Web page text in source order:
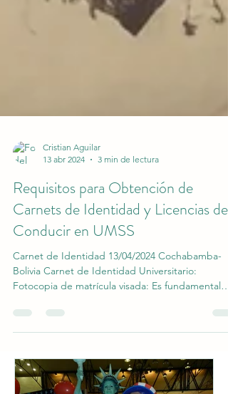
13 abr 2024
3 min de lectura
Requisitos para Obtención de
Carnets de Identidad y Licencias de
Conducir en UMSS
Carnet de Identidad 13/04/2024 Cochabamba-
Fotocopia de matrícula visada: Es fundamental
Registros e Inscripciones de tu universidad. Este
documento es una prueba de que estás
oficialmente inscrito en tu programa académico y